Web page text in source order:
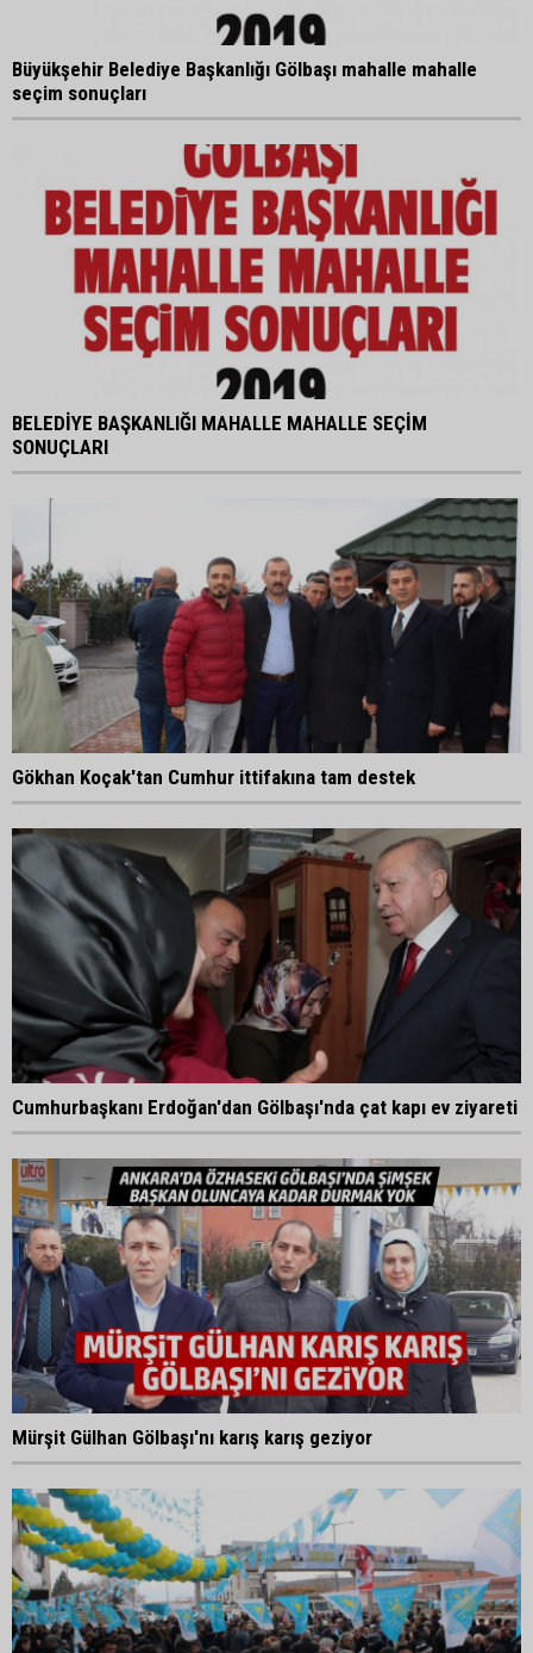
Büyükşehir Belediye Başkanlığı Gölbaşı mahalle mahalle
seçim sonuçları
BELEDİYE BAŞKANLIĞI MAHALLE MAHALLE SEÇİM
SONUÇLARI
Gökhan Koçak'tan Cumhur ittifakına tam destek
Cumhurbaşkanı Erdoğan'dan Gölbaşı'nda çat kapı ev ziyareti
Mürşit Gülhan Gölbaşı'nı karış karış geziyor